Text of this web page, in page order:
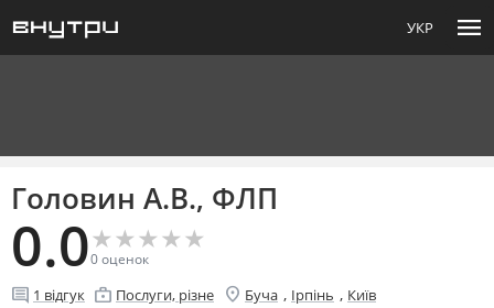
УКР menu
Головин А.В., ФЛП
0.0★
★★
★★
★★
★★
★
0оценок
comment 1 відгук enterprise Послуги, різне location_on Буча , Ірпінь , Київ